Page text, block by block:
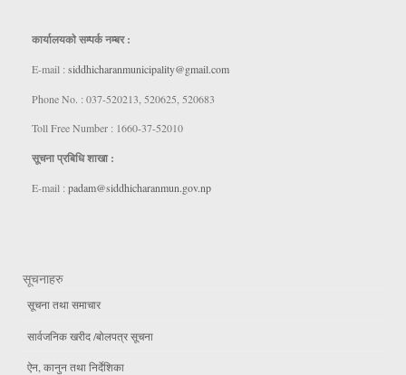
कार्यालयकाे सम्पर्क नम्बर :
E-mail : siddhicharanmunicipality@gmail.com
Phone No. : 037-520213, 520625, 520683
Toll Free Number : 1660-37-52010
सूचना प्रबिधि शाखा :
E-mail : padam@siddhicharanmun.gov.np
सूचनाहरु
सूचना तथा समाचार
सार्वजनिक खरीद /बोलपत्र सूचना
ऐन, कानुन तथा निर्देशिका